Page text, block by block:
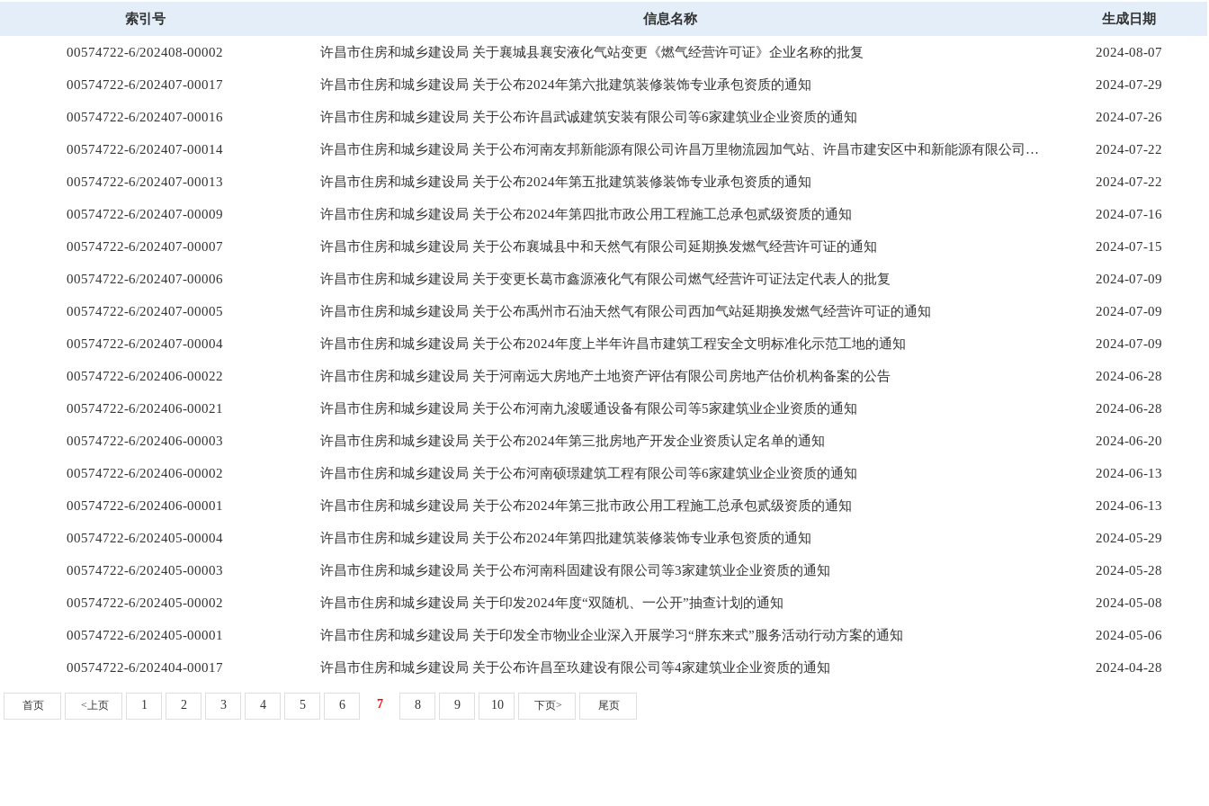
索引号 信息名称 生成日期
00574722-6/202408-00002 许昌市住房和城乡建设局 关于襄城县襄安液化气站变更《燃气经营许可证》企业名称的批复 2024-08-07
00574722-6/202407-00017 许昌市住房和城乡建设局 关于公布2024年第六批建筑装修装饰专业承包资质的通知 2024-07-29
00574722-6/202407-00016 许昌市住房和城乡建设局 关于公布许昌武诚建筑安装有限公司等6家建筑业企业资质的通知 2024-07-26
00574722-6/202407-00014 许昌市住房和城乡建设局 关于公布河南友邦新能源有限公司许昌万里物流园加气站、许昌市建安区中和新能源有限公司取得燃气经营许可证的通知 2024-07-22
00574722-6/202407-00013 许昌市住房和城乡建设局 关于公布2024年第五批建筑装修装饰专业承包资质的通知 2024-07-22
00574722-6/202407-00009 许昌市住房和城乡建设局 关于公布2024年第四批市政公用工程施工总承包贰级资质的通知 2024-07-16
00574722-6/202407-00007 许昌市住房和城乡建设局 关于公布襄城县中和天然气有限公司延期换发燃气经营许可证的通知 2024-07-15
00574722-6/202407-00006 许昌市住房和城乡建设局 关于变更长葛市鑫源液化气有限公司燃气经营许可证法定代表人的批复 2024-07-09
00574722-6/202407-00005 许昌市住房和城乡建设局 关于公布禹州市石油天然气有限公司西加气站延期换发燃气经营许可证的通知 2024-07-09
00574722-6/202407-00004 许昌市住房和城乡建设局 关于公布2024年度上半年许昌市建筑工程安全文明标准化示范工地的通知 2024-07-09
00574722-6/202406-00022 许昌市住房和城乡建设局 关于河南远大房地产土地资产评估有限公司房地产估价机构备案的公告 2024-06-28
00574722-6/202406-00021 许昌市住房和城乡建设局 关于公布河南九浚暖通设备有限公司等5家建筑业企业资质的通知 2024-06-28
00574722-6/202406-00003 许昌市住房和城乡建设局 关于公布2024年第三批房地产开发企业资质认定名单的通知 2024-06-20
00574722-6/202406-00002 许昌市住房和城乡建设局 关于公布河南硕璟建筑工程有限公司等6家建筑业企业资质的通知 2024-06-13
00574722-6/202406-00001 许昌市住房和城乡建设局 关于公布2024年第三批市政公用工程施工总承包贰级资质的通知 2024-06-13
00574722-6/202405-00004 许昌市住房和城乡建设局 关于公布2024年第四批建筑装修装饰专业承包资质的通知 2024-05-29
00574722-6/202405-00003 许昌市住房和城乡建设局 关于公布河南科固建设有限公司等3家建筑业企业资质的通知 2024-05-28
00574722-6/202405-00002 许昌市住房和城乡建设局 关于印发2024年度“双随机、一公开”抽查计划的通知 2024-05-08
00574722-6/202405-00001 许昌市住房和城乡建设局 关于印发全市物业企业深入开展学习“胖东来式”服务活动行动方案的通知 2024-05-06
00574722-6/202404-00017 许昌市住房和城乡建设局 关于公布许昌至玖建设有限公司等4家建筑业企业资质的通知 2024-04-28
首页 <上页 1 2 3 4 5 6 7 8 9 10 下页> 尾页